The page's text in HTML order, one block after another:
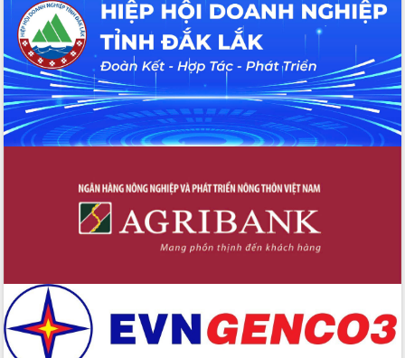
Đắk Lắk”
Tăng cường giám sát, đôn đốc thực
hiện nhiệm vụ quản lý tài sản công
hàng tuần
Tháo gỡ những vướng mắc, đẩy mạnh
công tác cải cách thủ tục hành chính
tại Trung tâm Phục vụ hành chính
công tỉnh
thi Sáng tạo Kỹ thuật 2024 - 2025
Đắk Lắk rà soát, điều chỉnh Đề án 190
về phát triển nuôi trồng thủy sản
Phó Chủ tịch UBND tỉnh Đắk Lắk
Dự án cao tốc Khánh Hòa - Buôn Ma
Thuột
Định vị cà phê Việt Nam như một “di
sản sống” trong dòng chảy toàn cầu